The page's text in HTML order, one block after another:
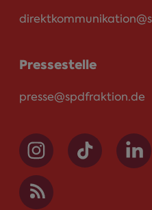
Pressestelle
presse@spdfraktion.de